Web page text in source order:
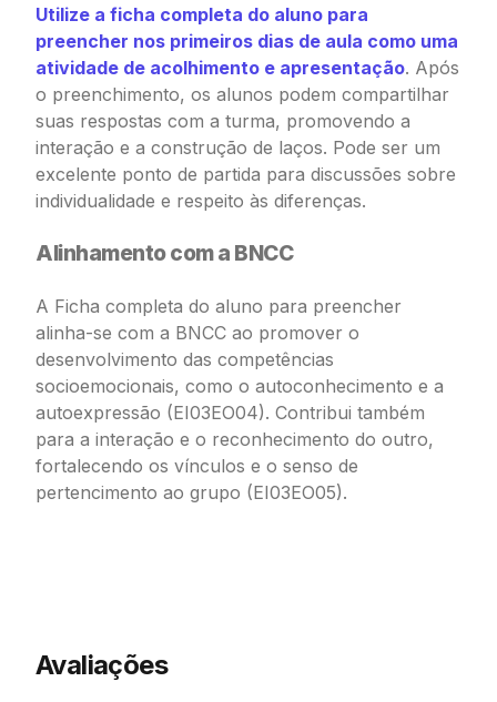
Utilize a ficha completa do aluno para
preencher nos primeiros dias de aula como uma
atividade de acolhimento e apresentação. Após
o preenchimento, os alunos podem compartilhar
suas respostas com a turma, promovendo a
interação e a construção de laços. Pode ser um
excelente ponto de partida para discussões sobre
individualidade e respeito às diferenças.
Alinhamento com a BNCC
A Ficha completa do aluno para preencher
alinha-se com a BNCC ao promover o
desenvolvimento das competências
socioemocionais, como o autoconhecimento e a
autoexpressão (EI03EO04). Contribui também
para a interação e o reconhecimento do outro,
fortalecendo os vínculos e o senso de
pertencimento ao grupo (EI03EO05).
Avaliações